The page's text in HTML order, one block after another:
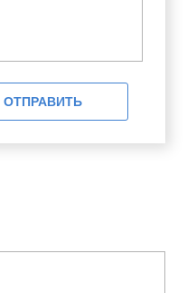
ОТПРАВИТЬ